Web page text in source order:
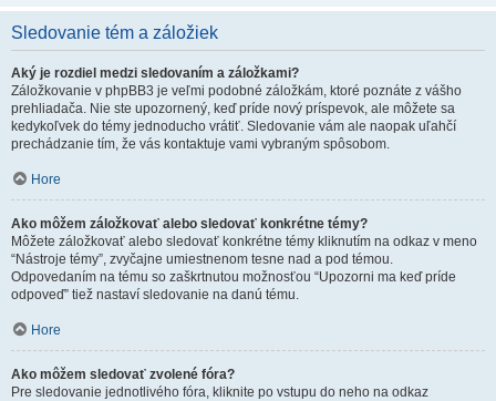
Sledovanie tém a záložiek
Aký je rozdiel medzi sledovaním a záložkami?
Záložkovanie v phpBB3 je veľmi podobné záložkám, ktoré poznáte z vášho
prehliadača. Nie ste upozornený, keď príde nový príspevok, ale môžete sa
kedykoľvek do témy jednoducho vrátiť. Sledovanie vám ale naopak uľahčí
prechádzanie tím, že vás kontaktuje vami vybraným spôsobom.
Hore
Ako môžem záložkovať alebo sledovať konkrétne témy?
Môžete záložkovať alebo sledovať konkrétne témy kliknutím na odkaz v meno
“Nástroje témy”, zvyčajne umiestnenom tesne nad a pod témou.
Odpovedaním na tému so zaškrtnutou možnosťou “Upozorni ma keď príde
odpoveď” tiež nastaví sledovanie na danú tému.
Hore
Ako môžem sledovať zvolené fóra?
Pre sledovanie jednotlivého fóra, kliknite po vstupu do neho na odkaz